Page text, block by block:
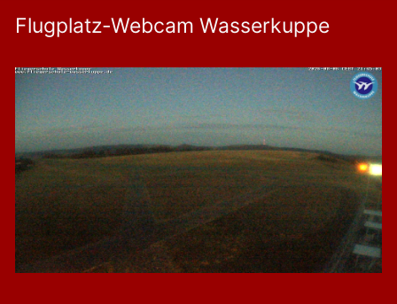
Flugplatz-Webcam Wasserkuppe